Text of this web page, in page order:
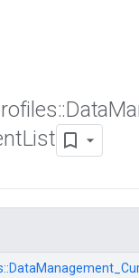
::Data
List